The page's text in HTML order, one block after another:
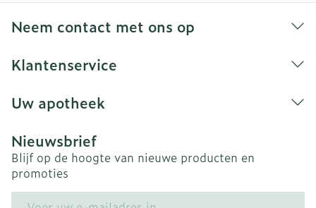
Neem contact met ons op
Klantenservice
Uw apotheek
Nieuwsbrief
Blijf op de hoogte van nieuwe producten en
promoties